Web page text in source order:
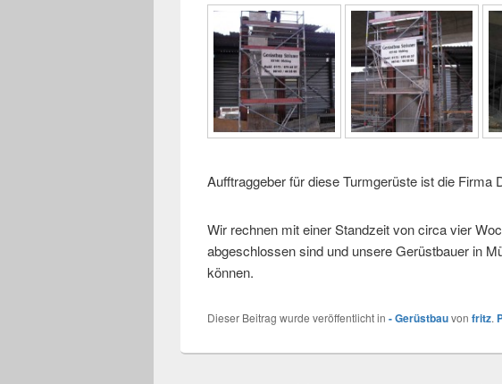
Aufftraggeber für diese Turmgerüste ist die Firma
Wir rechnen mit einer Standzeit von circa vier
abgeschlossen sind und unsere Gerüstbauer in
können.
Dieser Beitrag wurde veröffentlicht in - Gerüstbauvon fritz.